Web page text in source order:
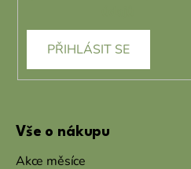
PŘIHLÁSIT SE
Vše o nákupu
Akce měsíce